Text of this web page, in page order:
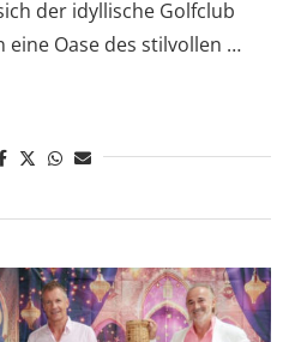
der idyllische Golfclub
eine Oase des stilvollen …